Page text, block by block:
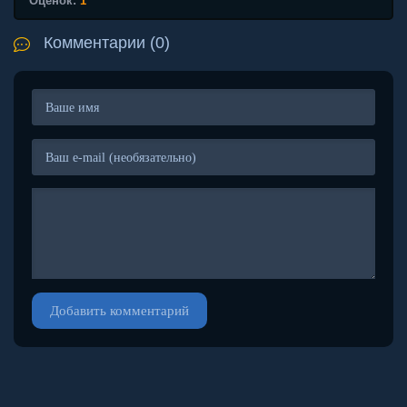
Комментарии (0)
Добавить комментарий